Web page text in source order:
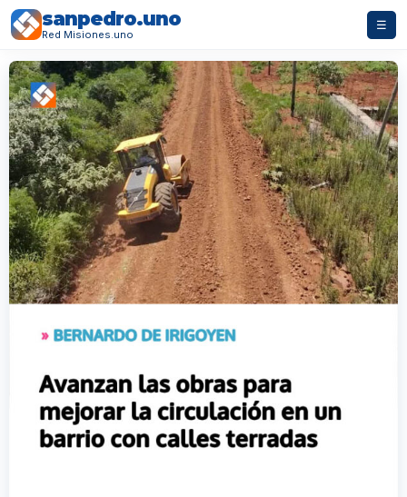
sanpedro.uno
Red Misiones.uno
☰